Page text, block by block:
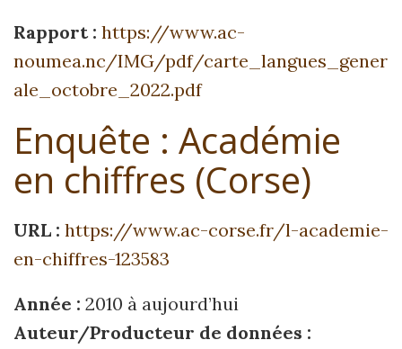
Rapport : https://www.ac-
noumea.nc/IMG/pdf/carte_langues_gener
ale_octobre_2022.pdf
Enquête : Académie
en chiffres (Corse)
URL : https://www.ac-corse.fr/l-academie-
en-chiffres-123583
Année : 2010 à aujourd’hui
Auteur/Producteur de données :